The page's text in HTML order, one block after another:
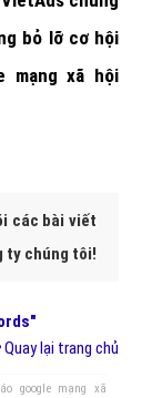
bỏ lỡ cơ hội
mạng xã hội
các bài viết
ty chúng tôi!
Quay lại trang chủ
google mạng xã